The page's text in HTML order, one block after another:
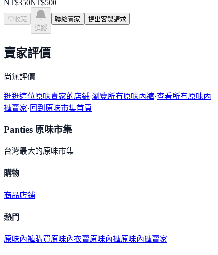
NT$350NT$500
♡ 收藏
追蹤
聯絡賣家 提出客製請求
賣家評價
尚無評價
逛逛這位原味賣家的店鋪·瀏覽所有原味內褲·查看所有原味內
褲賣家·回到原味市集首頁
Panties 原味市集
台灣最大的原味市集
購物
商品店鋪
熱門
原味內褲購買原味內衣賣原味內褲原味內褲賣家